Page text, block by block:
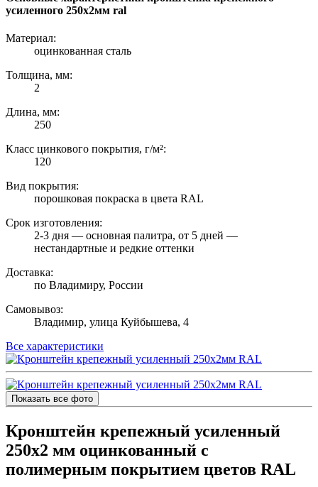
усиленного 250х2мм ral
Материал:
оцинкованная сталь
Толщина, мм:
2
Длина, мм:
250
Класс цинкового покрытия, г/м²:
120
Вид покрытия:
порошковая покраска в цвета RAL
Срок изготовления:
2-3 дня — основная палитра, от 5 дней —
нестандартные и редкие оттенки
Доставка:
по Владимиру, России
Самовывоз:
Владимир, улица Куйбышева, 4
Все характеристики
Показать все фото
Кронштейн крепежный усиленный
250х2 мм оцинкованный с
полимерным покрытием цветов RAL